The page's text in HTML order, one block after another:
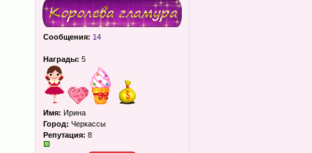
Сообщения: 14
Награды: 5
Имя: Ирина
Город: Черкассы
Репутация: 8